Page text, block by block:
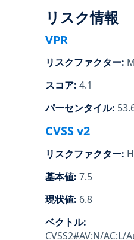
リスク情報
VPR
リスクファクター:
スコア: 4.1
パーセンタイル:
CVSS v2
リスクファクター:
基本値: 7.5
現状値: 6.8
ベクトル:
CVSS2#AV:N/AC:L/